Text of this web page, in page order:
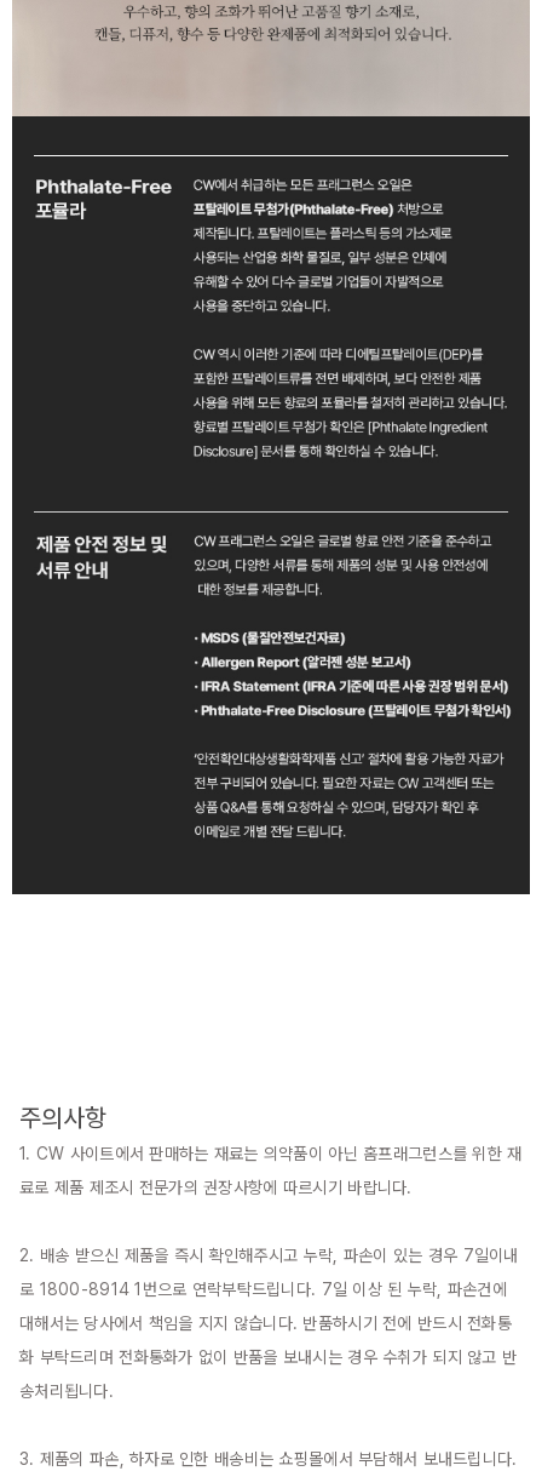
주의사항
1. CW 사이트에서 판매하는 재료는 의약품이 아닌 홈프래그런스를 위한 재
료로 제품 제조시 전문가의 권장사항에 따르시기 바랍니다.
2. 배송 받으신 제품을 즉시 확인해주시고 누락, 파손이 있는 경우 7일이내
로 1800-8914 1번으로 연락부탁드립니다. 7일 이상 된 누락, 파손건에
대해서는 당사에서 책임을 지지 않습니다. 반품하시기 전에 반드시 전화통
화 부탁드리며 전화통화가 없이 반품을 보내시는 경우 수취가 되지 않고 반
송처리됩니다.
3. 제품의 파손, 하자로 인한 배송비는 쇼핑몰에서 부담해서 보내드립니다.